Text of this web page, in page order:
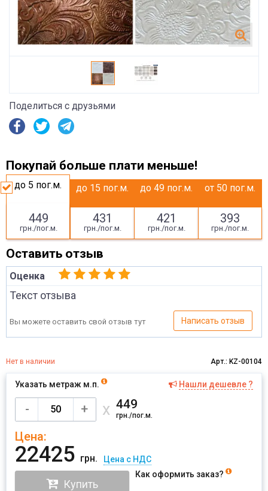
Поделиться с друзьями
Покупай больше плати меньше!
до 5 пог.м.
449
грн./пог.м.
до 15 пог.м.
431
грн./пог.м.
до 49 пог.м.
421
грн./пог.м.
от 50 пог.м.
393
грн./пог.м.
Оставить отзыв
Оценка
Текст отзыва
Вы можете оставить свой отзыв тут Написать отзыв
Нет в наличии Арт.: KZ-00104
Указать метраж м.п. Нашли дешевле ?
- + х 449
грн./пог.м.
Цена:
22425 грн. Цена с НДС
Купить
Как оформить заказ?